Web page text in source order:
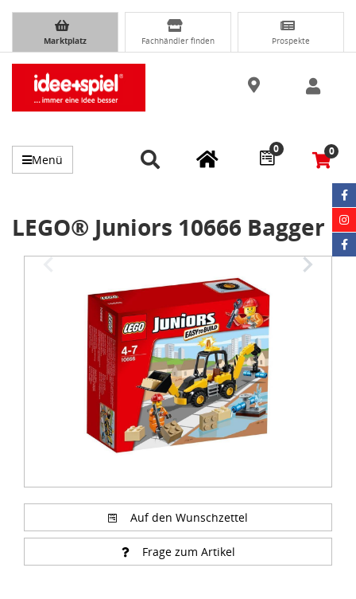
Marktplatz Fachhändler finden Prospekte
Menü
0 0
LEGO® Juniors 10666 Bagger
Auf den Wunschzettel
Frage zum Artikel